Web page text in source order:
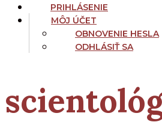
PRIHLÁSENIE
MÔJ ÚČET
OBNOVENIE HESLA
ODHLÁSIŤ SA